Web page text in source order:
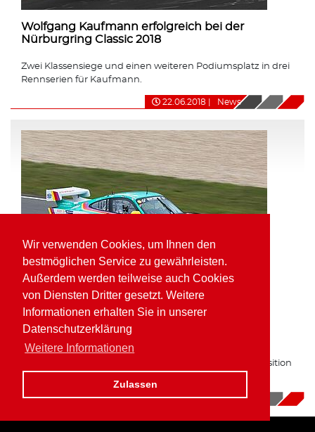
Wir verwenden Cookies, um Ihnen den
bestmöglichen Service zu gewährleisten.
Außerdem werden teilweise auch Cookies
von Diensten Dritter gesetzt. Weitere
Informationen erhalten Sie in unserer
Datenschutzerklärung
Weitere Informationen
Zulassen
Wolfgang Kaufmann erfolgreich bei der
Nürburgring Classic 2018
Zwei Klassensiege und einen weiteren Podiumsplatz in drei
Rennserien für Kaufmann.
22.06.2018 News
Pole Position und schnellste Runde für
Kaufmann in der VLN
Zum zweiten Mal in Folge auf bester Gruppe H Startposition
16.10.2017| News